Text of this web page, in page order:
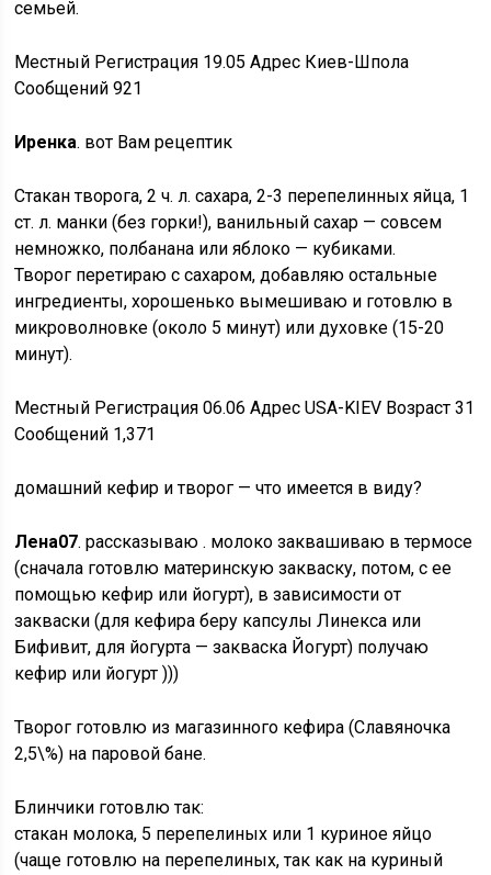
семьей.
Местный Регистрация 19.05 Адрес Киев-Шпола
Сообщений 921
Иренка. вот Вам рецептик
Стакан творога, 2 ч. л. сахара, 2-3 перепелинных яйца, 1
ст. л. манки (без горки!), ванильный сахар — совсем
немножко, полбанана или яблоко — кубиками.
Творог перетираю с сахаром, добавляю остальные
ингредиенты, хорошенько вымешиваю и готовлю в
микроволновке (около 5 минут) или духовке (15-20
минут).
Местный Регистрация 06.06 Адрес USA-KIEV Возраст 31
Сообщений 1,371
домашний кефир и творог — что имеется в виду?
Лена07. рассказываю . молоко заквашиваю в термосе
(сначала готовлю материнскую закваску, потом, с ее
помощью кефир или йогурт), в зависимости от
закваски (для кефира беру капсулы Линекса или
Бифивит, для йогурта — закваска Йогурт) получаю
кефир или йогурт )))
Творог готовлю из магазинного кефира (Славяночка
2,5\%) на паровой бане.
Блинчики готовлю так:
стакан молока, 5 перепелиных или 1 куриное яйцо
(чаще готовлю на перепелиных, так как на куриный